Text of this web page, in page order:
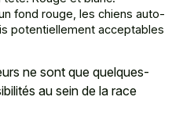
fond rouge, les chiens auto-
potentiellement acceptables
ne sont que quelques-
au sein de la race